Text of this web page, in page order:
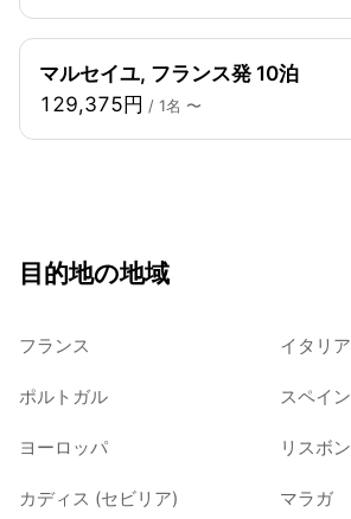
マルセイユ, フランス発 10泊
129,375円 / 1名 〜
目的地の地域
フランス イタリア
ポルトガル スペイン
ヨーロッパ リスボン
カディス (セビリア) マラガ